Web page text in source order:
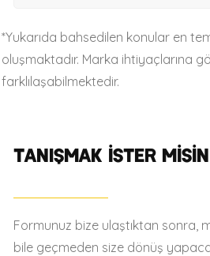
*Yukarıda bahsedilen konular en
oluşmaktadır. Marka ihtiyaçlarına
farklılaşabilmektedir.
TANIŞMAK İSTER
Formunuz bize ulaştıktan sonra,
bile geçmeden size dönüş